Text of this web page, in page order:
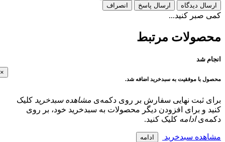
دیدگاه ارسال پاسخ انصراف
کنید...
مرتبط
شد
با موفقیت به سبدخرید اضافه شد.
ثبت نهایی سفارش بر روی دکمه‌یمشاهده سبدخریدکلیک
و برای افزودن دیگر محصولات به سبدخرید خود، بر روی
ادامهکلیک کنید.
سبدخرید ادامه